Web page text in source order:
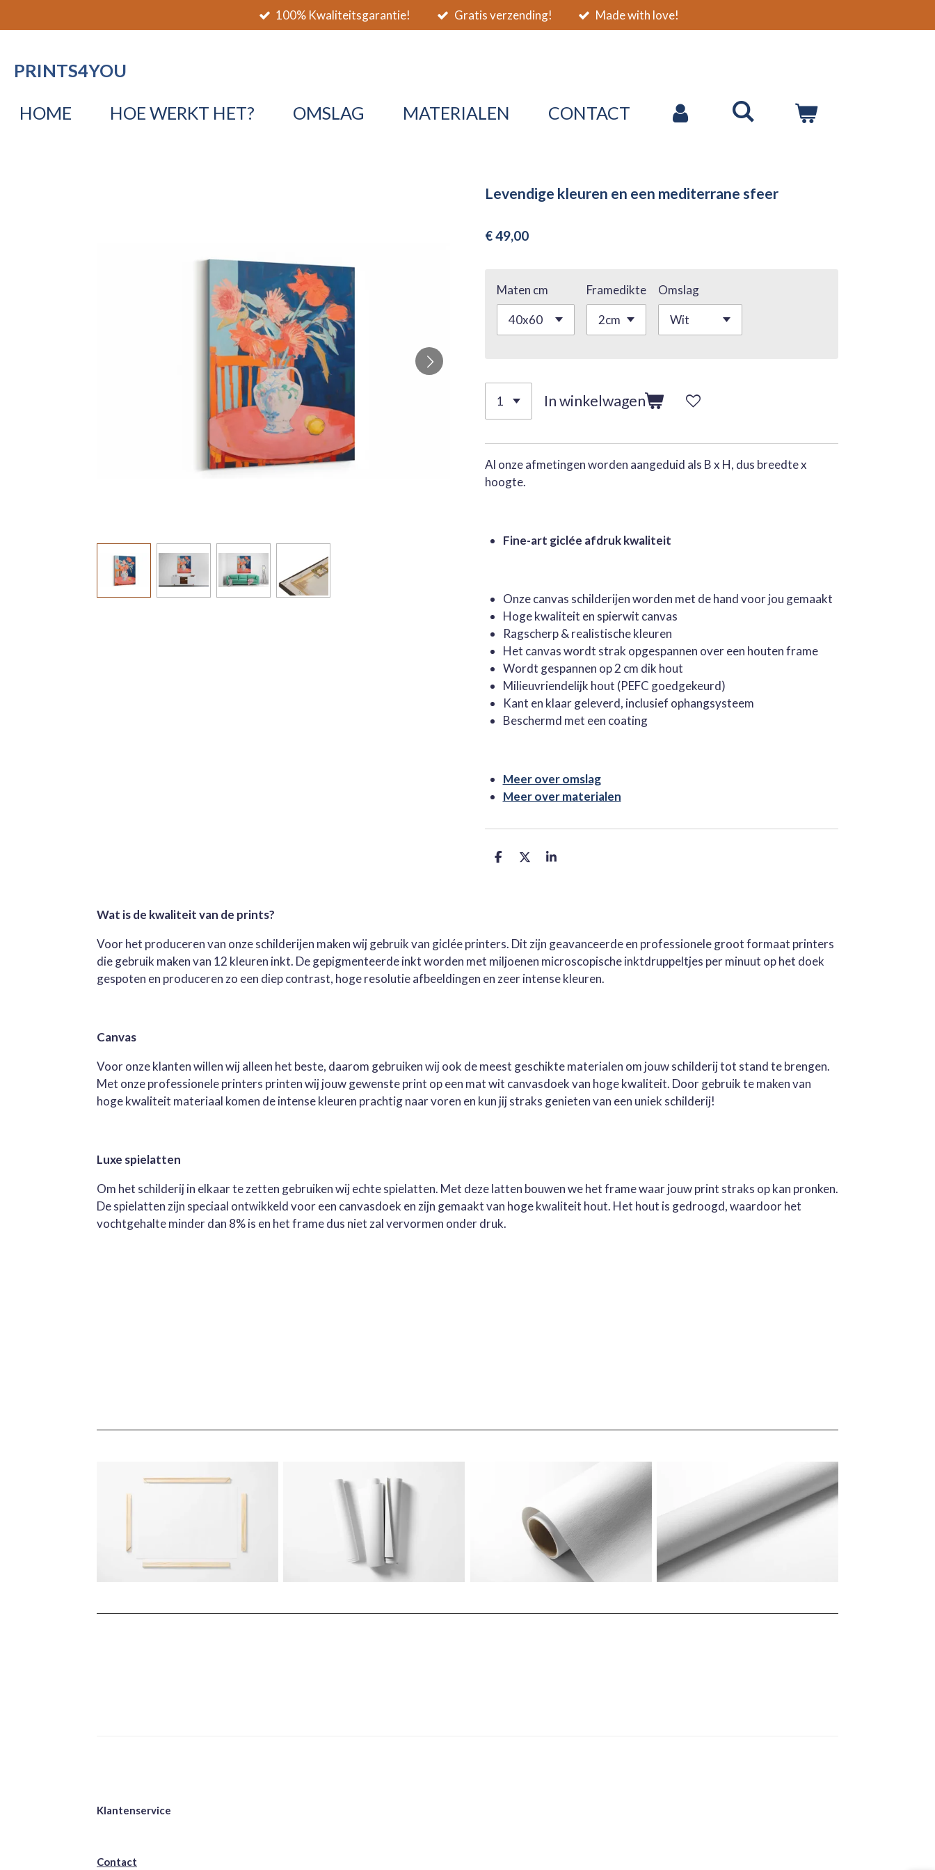
direct
de
100% Kwaliteitsgarantie! Gratis verzending! Made with love!
PRINTS4YOU
HOME HOE WERKT HET? OMSLAG MATERIALEN CONTACT
Levendige kleuren en een mediterrane sfeer
€ 49,00
Maten cm Framedikte Omslag
In winkelwagen
Al onze afmetingen worden aangeduid als B x H, dus breedte x
hoogte.
Fine-art giclée afdruk kwaliteit
Onze canvas schilderijen worden met de hand voor jou gemaakt
Hoge kwaliteit en spierwit canvas
Ragscherp & realistische kleuren
Het canvas wordt strak opgespannen over een houten frame
Wordt gespannen op 2 cm dik hout
Milieuvriendelijk hout (PEFC goedgekeurd)
Kant en klaar geleverd, inclusief ophangsysteem
Beschermd met een coating
Meer over omslag
Meer over materialen
D
D
S
Wat is de kwaliteit van de prints?
Voor het produceren van onze schilderijen maken wij gebruik van giclée printers. Dit zijn geavanceerde en professionele groot formaat printers
die gebruik maken van 12 kleuren inkt. De gepigmenteerde inkt worden met miljoenen microscopische inktdruppeltjes per minuut op het doek
gespoten en produceren zo een diep contrast, hoge resolutie afbeeldingen en zeer intense kleuren.
Canvas
Voor onze klanten willen wij alleen het beste, daarom gebruiken wij ook de meest geschikte materialen om jouw schilderij tot stand te brengen.
Met onze professionele printers printen wij jouw gewenste print op een mat wit canvasdoek van hoge kwaliteit. Door gebruik te maken van
hoge kwaliteit materiaal komen de intense kleuren prachtig naar voren en kun jij straks genieten van een uniek schilderij!
Luxe spielatten
Om het schilderij in elkaar te zetten gebruiken wij echte spielatten. Met deze latten bouwen we het frame waar jouw print straks op kan pronken.
De spielatten zijn speciaal ontwikkeld voor een canvasdoek en zijn gemaakt van hoge kwaliteit hout. Het hout is gedroogd, waardoor het
vochtgehalte minder dan 8% is en het frame dus niet zal vervormen onder druk.
Klantenservice
Contact